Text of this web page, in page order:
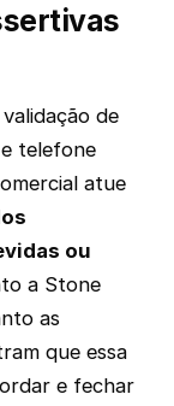
de
telefone
atue
ou
a Stone
as
que essa
e fechar